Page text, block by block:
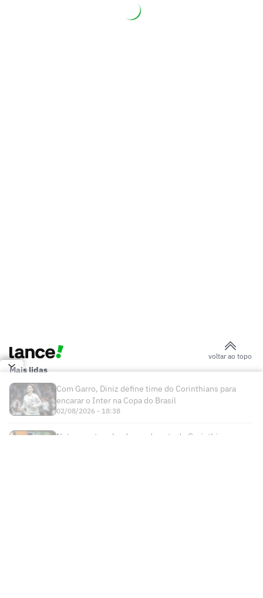
Com festa, Salah é recebido por
Sem resposta de Almada, Flamengo
avança por Luiz Henrique e prepara
proposta milionária
Jogador morre após ser atingido por raio
durante partida de futebol na Tailândia